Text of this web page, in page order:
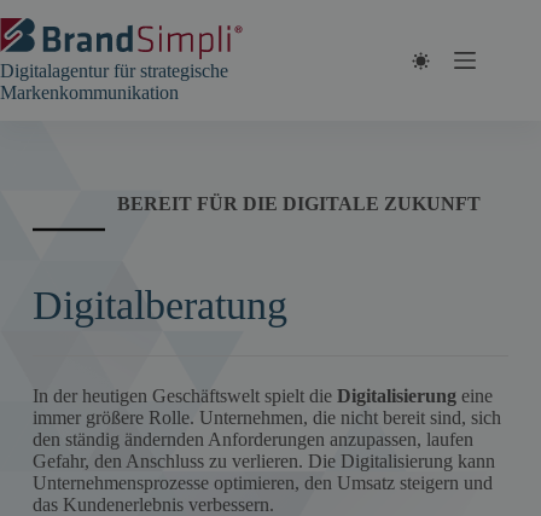
Inhalt
springen
Digitalagentur für strategische
Markenkommunikation
BEREIT FÜR DIE DIGITALE ZUKUNFT
Digitalberatung
In der heutigen Geschäftswelt spielt die Digitalisierung eine
immer größere Rolle. Unternehmen, die nicht bereit sind, sich
den ständig ändernden Anforderungen anzupassen, laufen
Gefahr, den Anschluss zu verlieren. Die Digitalisierung kann
Unternehmensprozesse optimieren, den Umsatz steigern und
das Kundenerlebnis verbessern.